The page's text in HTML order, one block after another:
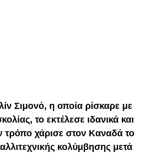
Σιμονό, η οποία ρίσκαρε με
το εκτέλεσε ιδανικά και
τρόπο χάρισε στον Καναδά το
κολύμβησης μετά